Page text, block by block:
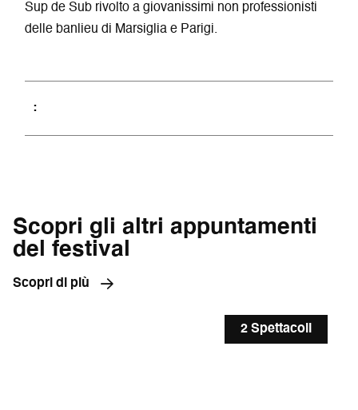
Sup de Sub rivolto a giovanissimi non professionisti
delle banlieu di Marsiglia e Parigi.
Scopri gli altri appuntamenti
del festival
Scopri di più
2 Spettacoli